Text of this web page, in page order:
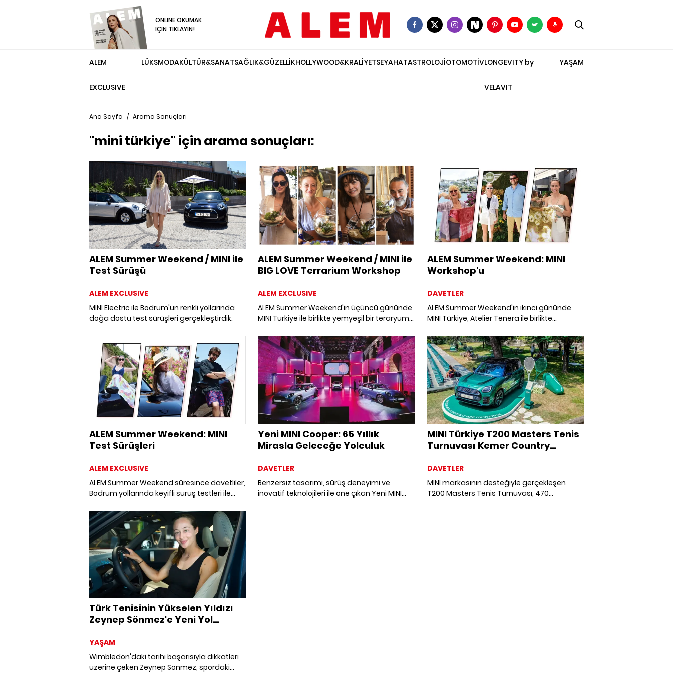
ONLINE OKUMAK
İÇİN TIKLAYIN!
ALEM
EXCLUSIVE
LÜKSMODAKÜLTÜR&SANATSAĞLIK&GÜZELLİKHOLLYWOOD&KRALİYETSEYAHATASTROLOJİOTOMOTİVLONGEVITY by
VELAVIT
YAŞAM
Ana Sayfa / Arama Sonuçları
"mini türkiye" için arama sonuçları:
ALEM Summer Weekend / MINI ile
Test Sürüşü
ALEM EXCLUSIVE
MINI Electric ile Bodrum'un renkli yollarında
doğa dostu test sürüşleri gerçekleştirdik.
ALEM Summer Weekend / MINI ile
BIG LOVE Terrarium Workshop
ALEM EXCLUSIVE
ALEM Summer Weekend'in üçüncü gününde
MINI Türkiye ile birlikte yemyeşil bir teraryum
ALEM Summer Weekend: MINI
Workshop'u
DAVETLER
ALEM Summer Weekend'in ikinci gününde
MINI Türkiye, Atelier Tenera ile birlikte
yaptı.
ALEM Summer Weekend: MINI
Test Sürüşleri
ALEM EXCLUSIVE
ALEM Summer Weekend süresince davetliler,
Bodrum yollarında keyifli sürüş testleri ile
fırsatı buldu.
Yeni MINI Cooper: 65 Yıllık
Mirasla Geleceğe Yolculuk
DAVETLER
Benzersiz tasarımı, sürüş deneyimi ve
inovatif teknolojileri ile öne çıkan Yeni MINI
MINI Türkiye T200 Masters Tenis
Turnuvası Kemer Country
DAVETLER
MINI markasının desteğiyle gerçekleşen
T200 Masters Tenis Turnuvası, 470
Türk Tenisinin Yükselen Yıldızı
Zeynep Sönmez'e Yeni Yol
YAŞAM
Wimbledon'daki tarihi başarısıyla dikkatleri
üzerine çeken Zeynep Sönmez, spordaki